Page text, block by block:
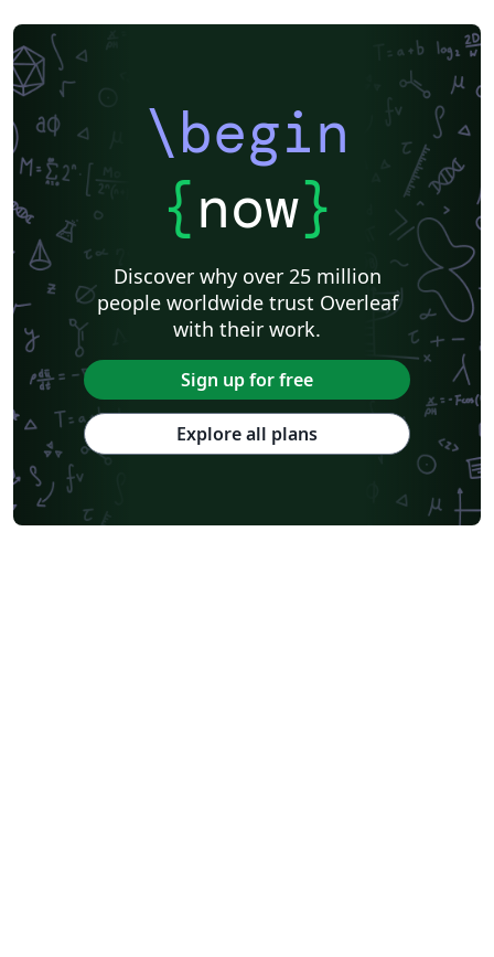
\begin
{now}
Discover why over 25 million
people worldwide trust Overleaf
with their work.
Sign up for free
Explore all plans